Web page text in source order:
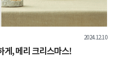
2024.12.10
, 메리 크리스마스!